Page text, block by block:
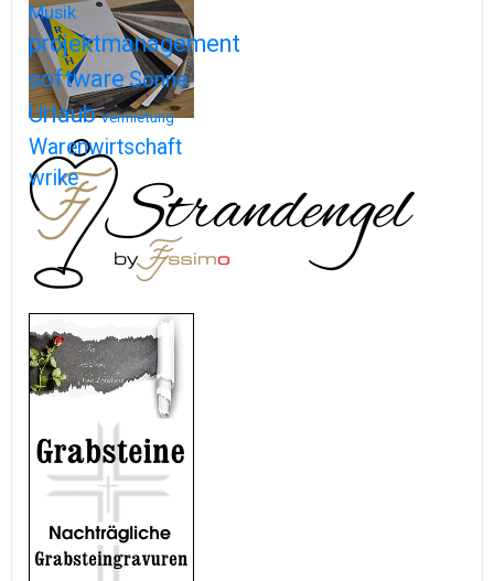
Musik
projektmanagement
softwareSonne
Urlaub Vermietung
Warenwirtschaft
wrike